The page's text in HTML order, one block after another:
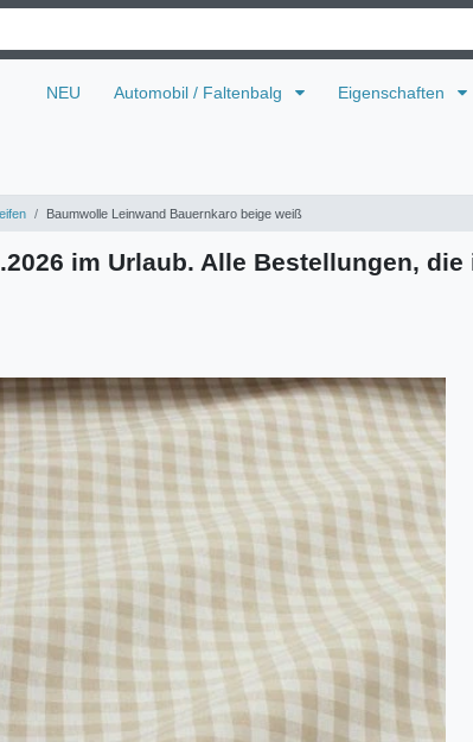
NEU Automobil / Faltenbalg Eigenschaften
Baumwolle Leinwand Bauernkaro beige weiß
im Urlaub. Alle Bestellungen,